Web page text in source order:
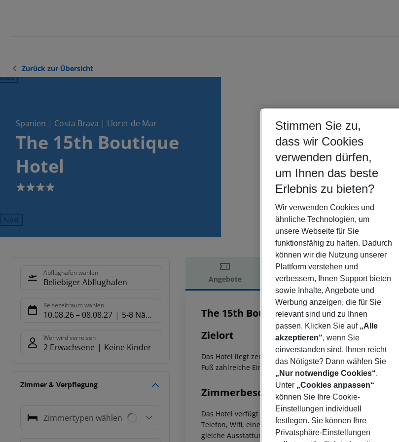
Zurück zur Übersicht
Spanien | Costa Brava | Lloret de Mar
The 15th Boutique
Hotel
4
Next
Abflughafen wählen
Beliebiger Abflughafen
Reisezeitraum wählen
10.08.26– 08.08.27 5-8 Nächte
Wer wird verreisen
2 Erwachsene Keine Kinder
Zimmer & Verpflegung
Zimmertypen wählen
Angebote Hotelbeschreibung
Hotelbeschreibung
The 15th Boutique Hotel
4
Zielort
Das Hotel liegt zentral in der Innenstadt von Lloret de
Fuß zahlreiche Einkaufsmöglichkeiten, Restaurants und
Zimmerbeschreibung
Das Hotel verfügt insgesamt über 105 Zimmer.Die
Telefon, Wifi, einem kostenfreien Safe und einem Balkon
gleiche Ausstattung.
Stimmen Sie zu,
dass wir Cookies
verwenden dürfen,
um Ihnen das beste
Erlebnis zu bieten?
Wir verwenden Cookies und
ähnliche Technologien, um
unsere Webseite für Sie
funktionsfähig zu halten. Dadurch
können wir die Nutzung unserer
Plattform verstehen und
verbessern, Ihnen Support bieten
sowie Inhalte, Angebote und
Werbung anzeigen, die für Sie
relevant sind und zu Ihnen
passen. Klicken Sie auf „Alle
akzeptieren“, wenn Sie
einverstanden sind. Ihnen reicht
das Nötigste? Dann wählen Sie
„Nur notwendige Cookies“.
Unter „Cookies anpassen“
können Sie Ihre Cookie-
Einstellungen individuell
festlegen. Sie können Ihre
Privatsphäre-Einstellungen